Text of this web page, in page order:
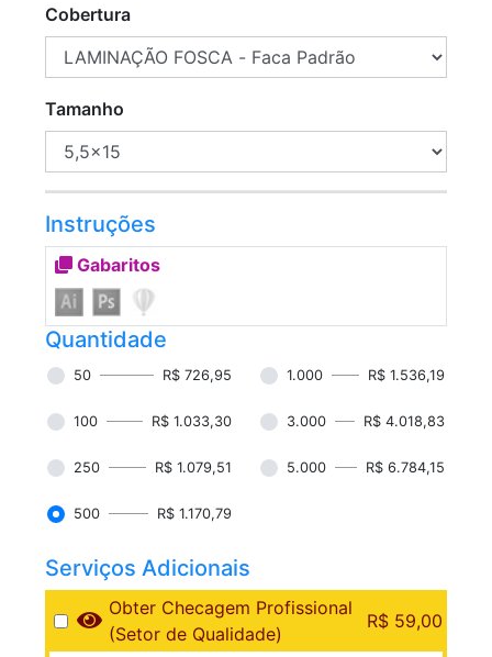
Cobertura
Tamanho
Instruções
Gabaritos
Quantidade
50 R$ 726,95 1.000 R$ 1.536,19
100 R$ 1.033,30 3.000 R$ 4.018,83
250 R$ 1.079,51 5.000 R$ 6.784,15
500 R$ 1.170,79
Serviços Adicionais
Obter Checagem Profissional
(Setor de Qualidade)
R$ 59,00